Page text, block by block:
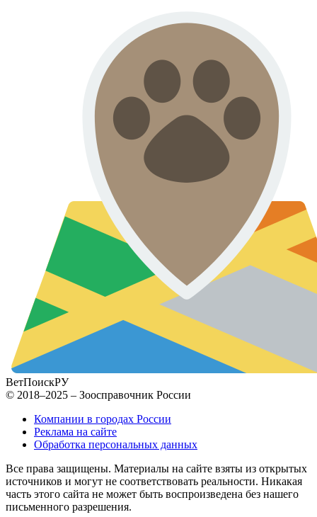
ВетПоискРУ
© 2018–2025 – Зоосправочник России
Компании в городах России
Реклама на сайте
Обработка персональных данных
Все права защищены. Материалы на сайте взяты из открытых
источников и могут не соответствовать реальности. Никакая
часть этого сайта не может быть воспроизведена без нашего
письменного разрешения.